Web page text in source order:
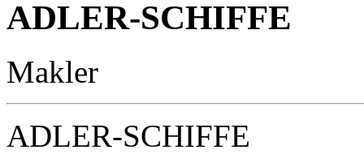
ADLER-SCHIFFE
Makler
ADLER-SCHIFFE